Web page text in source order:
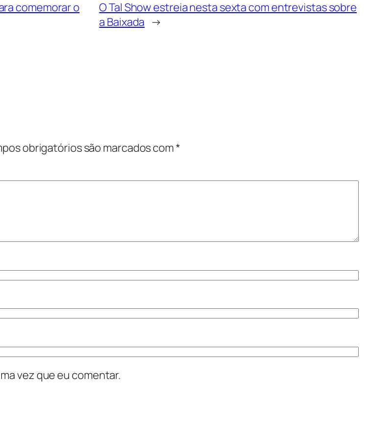
comemorar o
O Tal Show estreia nesta sexta com entrevistas sobre
a Baixada →
obrigatórios são marcados com*
vez que eu comentar.